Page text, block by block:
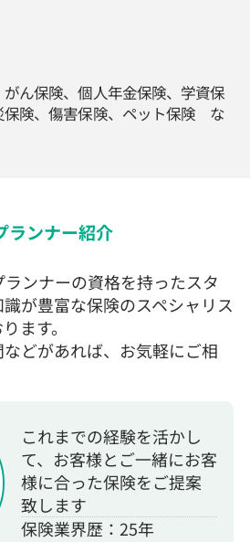
ん保険、個人年金保険、学資保
保険、傷害保険、ペット保険 な
ランナー紹介
ンナーの資格を持ったスタ
が豊富な保険のスペシャリス
ます。
どがあれば、お気軽にご相
これまでの経験を活かし
て、お客様とご一緒にお客
様に合った保険をご提案
致します
保険業界歴：25年